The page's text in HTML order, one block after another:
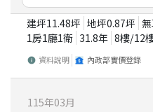
建坪11.48坪 地坪0.87坪
1房1廳1衛 31.8年 8樓/12
資料說明 內政部實價登錄
115年03月